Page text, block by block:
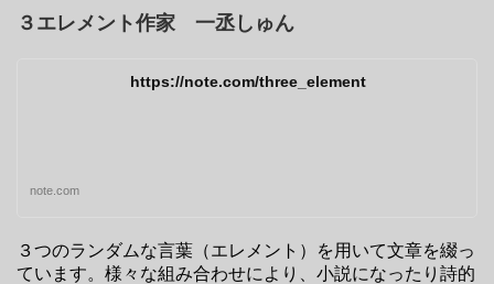
３エレメント作家 一丞しゅん
https://note.com/three_element
note.com
３つのランダムな言葉（エレメント）を用いて文章を綴っ
ています。様々な組み合わせにより、小説になったり詩的